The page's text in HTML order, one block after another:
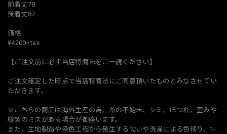
前着丈78
後着丈87
価格
¥4200+tax
【ご注文前に必ず当店特商法をご一読ください】
ご注文確定した時点で当店特商法にご同意頂いたものとみなさせてい
ただきます。
※こちらの商品は海外生産の為、糸の不始末、シミ、ほつれ、歪みや
縫製のミスがある場合が御座います。
また、生地製造や染色工程から発生する匂いや洗濯による色移り、1-